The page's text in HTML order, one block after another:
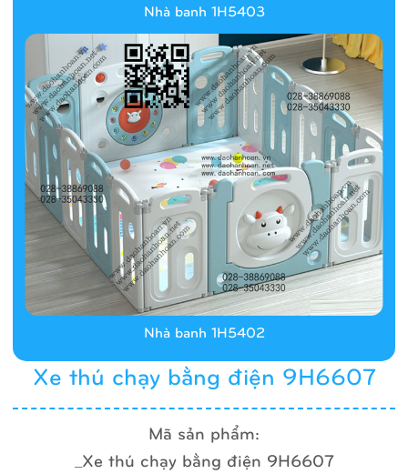
Xe thú chạy bằng điện 9H6607
Mã sản phẩm:
_Xe thú chạy bằng điện 9H6607
Nhà banh 1H5403
Nhà banh 1H5402